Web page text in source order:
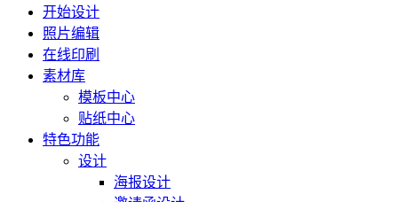
开始设计
照片编辑
在线印刷
素材库
模板中心
贴纸中心
特色功能
设计
海报设计